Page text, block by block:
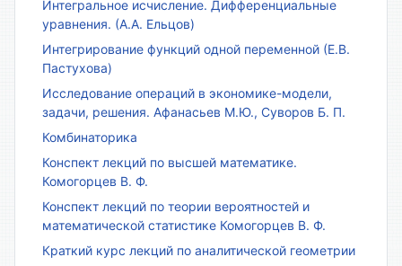
Интегральное исчисление. Дифференциальные
уравнения. (А.А. Ельцов)
Интегрирование функций одной переменной (Е.В.
Пастухова)
Исследование операций в экономике-модели,
задачи, решения. Афанасьев М.Ю., Суворов Б. П.
Комбинаторика
Конспект лекций по высшей математике.
Комогорцев В. Ф.
Конспект лекций по теории вероятностей и
математической статистике Комогорцев В. Ф.
Краткий курс лекций по аналитической геометрии